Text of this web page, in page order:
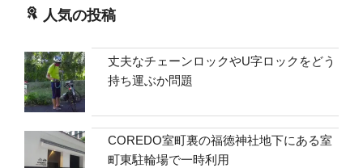
人気の投稿
丈夫なチェーンロックやU字ロックをどう
持ち運ぶか問題
COREDO室町裏の福徳神社地下にある室
町東駐輪場で一時利用